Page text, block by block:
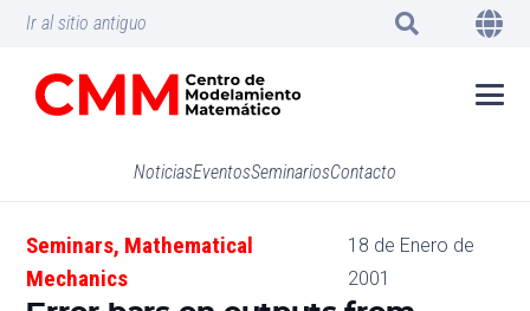
Ir al sitio antiguo
NoticiasEventosSeminariosContacto
Seminars, Mathematical
Mechanics
18 de Enero de
2001